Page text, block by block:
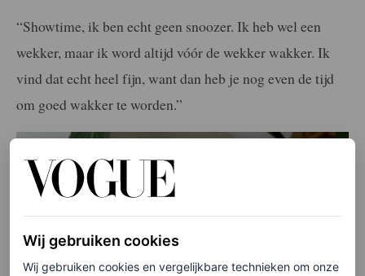
“Showtime, ik ben echt geen snoozer. Ik heb wel een
wekker, maar ik word altijd vóór de wekker wakker. Ik
vind dat echt heel fijn, want dan heb je nog even de tijd
om goed wakker te worden.”
Wij gebruiken cookies
Wij gebruiken cookies en vergelijkbare technieken om onze